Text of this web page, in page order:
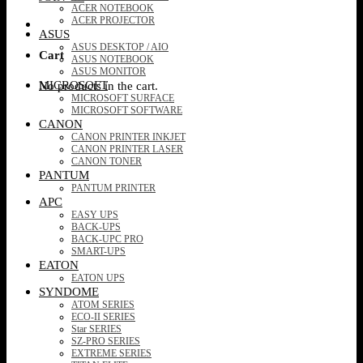
Cart
No products in the cart.
ACER NOTEBOOK
ACER PROJECTOR
ASUS
ASUS DESKTOP / AIO
ASUS NOTEBOOK
ASUS MONITOR
MICROSOFT
MICROSOFT SURFACE
MICROSOFT SOFTWARE
CANON
CANON PRINTER INKJET
CANON PRINTER LASER
CANON TONER
PANTUM
PANTUM PRINTER
APC
EASY UPS
BACK-UPS
BACK-UPC PRO
SMART-UPS
EATON
EATON UPS
SYNDOME
ATOM SERIES
ECO-II SERIES
Star SERIES
SZ-PRO SERIES
EXTREME SERIES